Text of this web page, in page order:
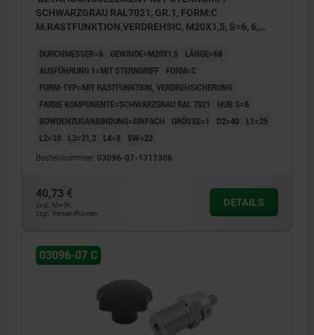
SCHWARZGRAU RAL7021, GR.1, FORM:C
M.RASTFUNKTION,VERDREHSIC, M20X1,5, S=6, 6,
DURCHMESSER=6 GEWINDE=M20X1,5
LÄNGE=68
AUSFÜHRUNG 1=MIT STERNGRIFF
FORM=C
FORM-TYP=MIT RASTFUNKTION, VERDREHSICHERUNG
FARBE KOMPONENTE=SCHWARZGRAU RAL 7021
HUB S=6
BOWDENZUGANBINDUNG=EINFACH
GRÖSSE=1 D2=40
L1=25
L2=10
L3=21,2 L4=8 SW=22
Bestellnummer: 03096-07-1311306
40,73 €
zzgl. MwSt.
zzgl. Versandkosten
DETAILS
03096-07 C